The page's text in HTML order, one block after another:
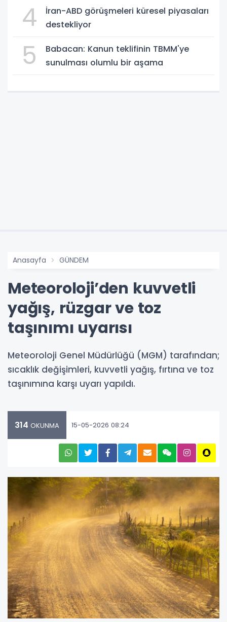
4
İran-ABD görüşmeleri küresel piyasaları
destekliyor
5
Babacan: Kanun teklifinin TBMM'ye
sunulması olumlu bir aşama
Anasayfa GÜNDEM
Meteoroloji’den kuvvetli
yağış, rüzgar ve toz
taşınımı uyarısı
Meteoroloji Genel Müdürlüğü (MGM) tarafından;
sıcaklık değişimleri, kuvvetli yağış, fırtına ve toz
taşınımına karşı uyarı yapıldı.
314 OKUNMA 15-05-2026 08:24